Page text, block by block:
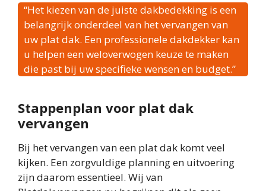
“Het kiezen van de juiste dakbedekking is een
belangrijk onderdeel van het vervangen van
uw plat dak. Een professionele dakdekker kan
u helpen een weloverwogen keuze te maken
die past bij uw specifieke wensen en budget.”
Stappenplan voor plat dak
vervangen
Bij het vervangen van een plat dak komt veel
kijken. Een zorgvuldige planning en uitvoering
zijn daarom essentieel. Wij van